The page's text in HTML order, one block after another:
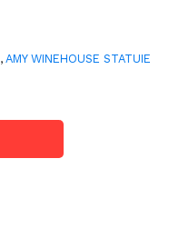
,AMY WINEHOUSE STATUIE